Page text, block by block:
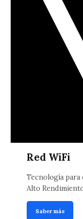
Red WiFi
Tecnología para
Alto
Saber más